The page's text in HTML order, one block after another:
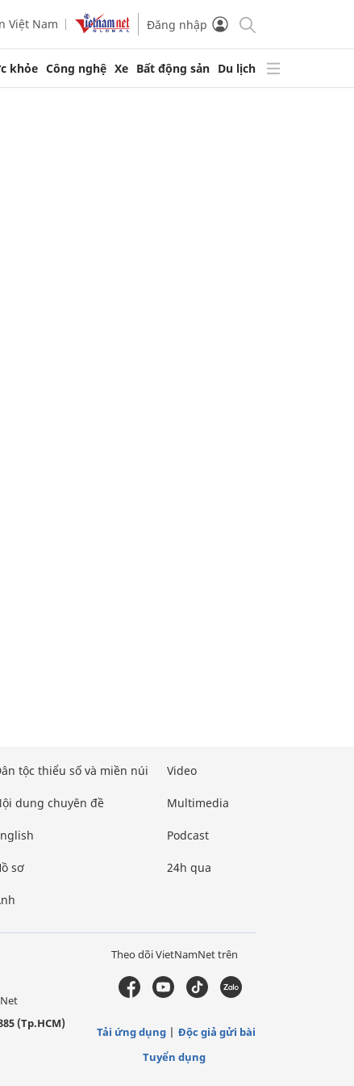
Việt Nam Đăng nhập
khỏe Công nghệ Xe Bất động sản Du lịch
tộc thiểu số và miền núi
dung chuyên đề
sơ
Video
Multimedia
Podcast
24h qua
(Tp.HCM)
Theo dõi VietNamNet trên
Tải ứng dụng
Độc giả gửi bài
Tuyển dụng